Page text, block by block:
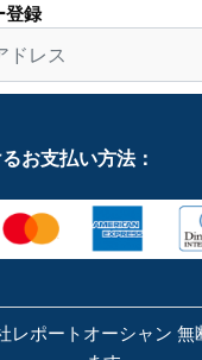
登録
お支払い方法：
レポートオーシャン 無